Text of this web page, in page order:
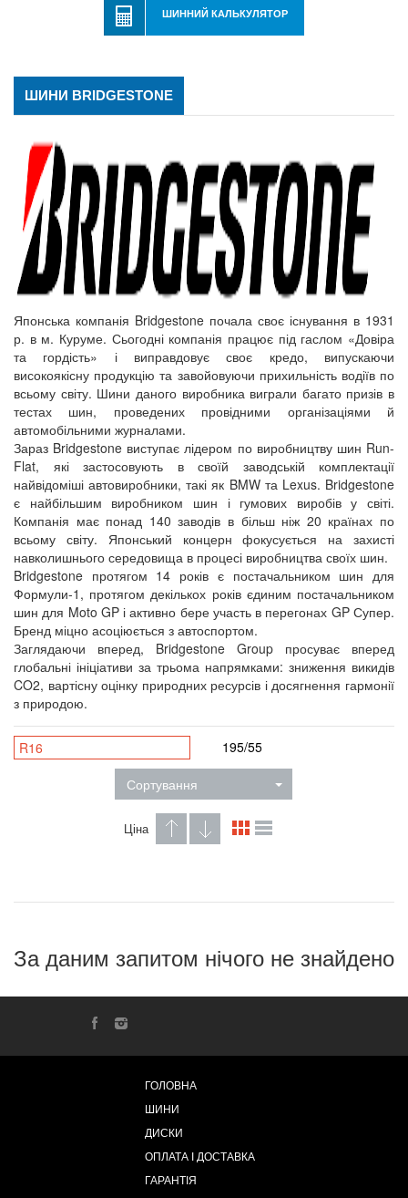
ШИННИЙ КАЛЬКУЛЯТОР
ШИНИ BRIDGESTONE
Японська компанія Bridgestone почала своє існування в 1931
р. в м. Куруме. Сьогодні компанія працює під гаслом «Довіра
та гордість» і виправдовує своє кредо, випускаючи
високоякісну продукцію та завойовуючи прихильність водіїв по
всьому світу. Шини даного виробника виграли багато призів в
тестах шин, проведених провідними організаціями й
автомобільними журналами.
Зараз Bridgestone виступає лідером по виробництву шин Run-
Flat, які застосовують в своїй заводській комплектації
найвідоміші автовиробники, такі як BMW та Lexus. Bridgestone
є найбільшим виробником шин і гумових виробів у світі.
Компанія має понад 140 заводів в більш ніж 20 країнах по
всьому світу. Японський концерн фокусується на захисті
навколишнього середовища в процесі виробництва своїх шин.
Bridgestone протягом 14 років є постачальником шин для
Формули-1, протягом декількох років єдиним постачальником
шин для Moto GP і активно бере участь в перегонах GP Супер.
Бренд міцно асоціюється з автоспортом.
Заглядаючи вперед, Bridgestone Group просуває вперед
глобальні ініціативи за трьома напрямками: зниження викидів
CO2, вартісну оцінку природних ресурсів і досягнення гармонії
з природою.
R16 195/55
Сортування
Ціна
За даним запитом нічого не знайдено
ГОЛОВНА
ШИНИ
ДИСКИ
ОПЛАТА І ДОСТАВКА
ГАРАНТІЯ